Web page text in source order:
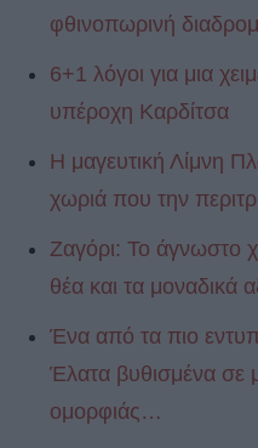
φθινοπωρινή
6+1 λόγοι για μια
υπέροχη Καρδίτσα
Η μαγευτική Λίμνη
χωριά που την
Ζαγόρι: Το άγνωστο
θέα και τα μοναδικά
Ένα από τα πιο
Έλατα βυθισμένα σε
ομορφιάς…